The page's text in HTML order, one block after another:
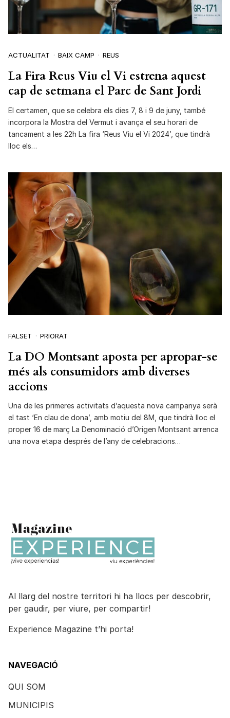
ACTUALITAT BAIX CAMP REUS
La Fira Reus Viu el Vi estrena aquest
cap de setmana el Parc de Sant Jordi
El certamen, que se celebra els dies 7, 8 i 9 de juny, també
incorpora la Mostra del Vermut i avança el seu horari de
tancament a les 22h La fira ‘Reus Viu el Vi 2024’, que tindrà
lloc els…
FALSET PRIORAT
La DO Montsant aposta per apropar-se
més als consumidors amb diverses
accions
Una de les primeres activitats d’aquesta nova campanya serà
el tast ‘En clau de dona’, amb motiu del 8M, que tindrà lloc el
proper 16 de març La Denominació d’Origen Montsant arrenca
una nova etapa després de l’any de celebracions…
Al llarg del nostre territori hi ha llocs per descobrir,
per gaudir, per viure, per compartir!
Experience Magazine t’hi porta!
NAVEGACIÓ
QUI SOM
MUNICIPIS